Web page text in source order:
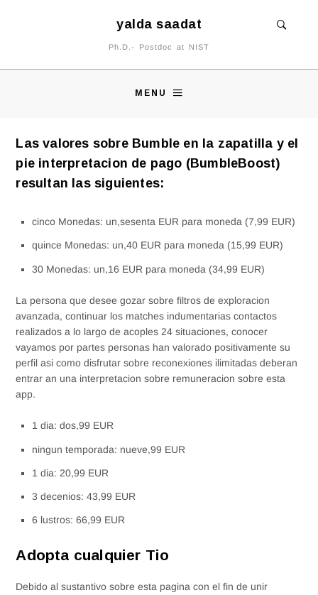
yalda saadat
Ph.D.- Postdoc at NIST
MENU
Las valores sobre Bumble en la zapatilla y el
pie interpretacion de pago (BumbleBoost)
resultan las siguientes:
cinco Monedas: un,sesenta EUR para moneda (7,99 EUR)
quince Monedas: un,40 EUR para moneda (15,99 EUR)
30 Monedas: un,16 EUR para moneda (34,99 EUR)
La persona que desee gozar sobre filtros de exploracion
avanzada, continuar los matches indumentarias contactos
realizados a lo largo de acoples 24 situaciones, conocer
vayamos por partes personas han valorado positivamente su
perfil asi­ como disfrutar sobre reconexiones ilimitadas deberan
entrar an una interpretacion sobre remuneracion sobre esta
app.
1 dia: dos,99 EUR
ningun temporada: nueve,99 EUR
1 dia: 20,99 EUR
3 decenios: 43,99 EUR
6 lustros: 66,99 EUR
Adopta cualquier Tio
Debido al sustantivo sobre esta pagina con el fin de unir